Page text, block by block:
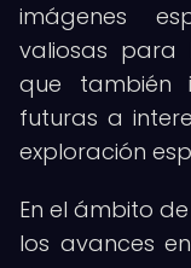
imágenes
valiosas para
que también
futuras a
exploración
En el ámbito
los avances